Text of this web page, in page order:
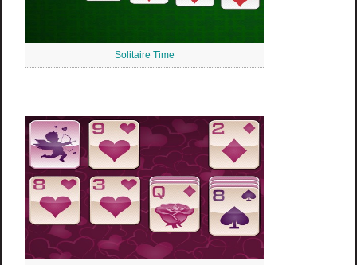
Solitaire Time